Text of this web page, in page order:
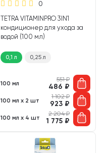
0
TETRA VITAMINPRO 3IN1
кондиционер для ухода за
водой (100 мл)
0,1 л 0,25 л
100 мл
551₽
486 ₽
100 мл х 2 шт
1 102₽
923 ₽
100 мл х 4 шт
2 204₽
1 775 ₽